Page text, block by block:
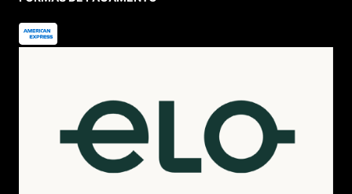
no parque e um encontro com amigos.
Melissa Bloomy e Solar Boho
estética boho e fechamento por fivela.
Melissa Tresse
Uma celebração da textura! O modeloTresse